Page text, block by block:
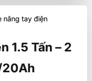
nâng tay điện
1.5 Tấn – 2
20Ah